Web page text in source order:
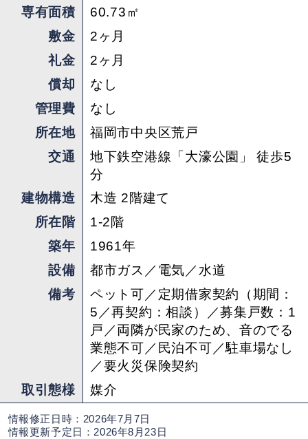
専有面積
60.73㎡
敷金
2ヶ月
礼金
2ヶ月
償却
なし
管理費
なし
所在地
福岡市中央区荒戸
交通
地下鉄空港線「大濠公園」 徒歩5
分
建物構造
木造 2階建て
所在階
1-2階
築年
1961年
設備
都市ガス／電気／水道
備考
ペット可／定期借家契約（期間：
5／再契約：相談）／募集戸数：1
戸／両隣が民家のため、音のでる
業態不可／民泊不可／駐車場なし
／要火災保険契約
取引態様
媒介
情報修正日時：2026年7月7日
情報更新予定日：2026年8月23日